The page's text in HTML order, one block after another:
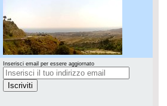
Inserisci email per essere aggiornato